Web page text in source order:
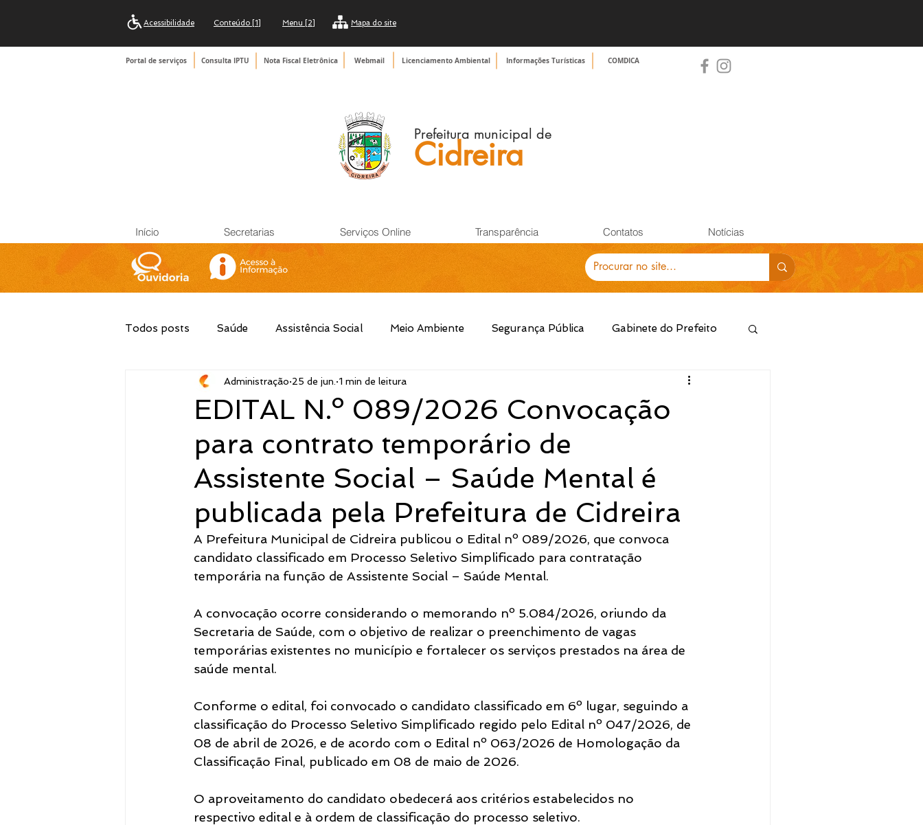
Acessibilidade Conteúdo [1] Menu [2] Mapa do site
Portal de serviços Consulta IPTU Nota Fiscal Eletrônica Webmail Licenciamento Ambiental Informações Turísticas COMDICA
Prefeitura municipal de
Cidreira
Início Secretarias Serviços Online Transparência Contatos Notícias
Todos posts Saúde Assistência Social Meio Ambiente Segurança Pública Gabinete do Prefeito
Secretaria de Obras IPTU Educação
Procuradoria Jurídica Corsan Nota Secretaria da Fazenda Procuradoria Municipal de Cidreira
Concurso Público Brigada Militar Assistência Social, Cidadania e Hab
EDITAL N.º 089/2026 Convocação
para contrato temporário de
Assistente Social – Saúde Mental é
publicada pela Prefeitura de Cidreira
Administração 25 de jun. 1 min de leitura
A Prefeitura Municipal de Cidreira publicou o Edital nº 089/2026, que convoca
candidato classificado em Processo Seletivo Simplificado para contratação
temporária na função de Assistente Social – Saúde Mental.
A convocação ocorre considerando o memorando nº 5.084/2026, oriundo da
Secretaria de Saúde, com o objetivo de realizar o preenchimento de vagas
temporárias existentes no município e fortalecer os serviços prestados na área de
saúde mental.
Conforme o edital, foi convocado o candidato classificado em 6º lugar, seguindo a
classificação do Processo Seletivo Simplificado regido pelo Edital nº 047/2026, de
08 de abril de 2026, e de acordo com o Edital nº 063/2026 de Homologação da
Classificação Final, publicado em 08 de maio de 2026.
O aproveitamento do candidato obedecerá aos critérios estabelecidos no
respectivo edital e à ordem de classificação do processo seletivo.